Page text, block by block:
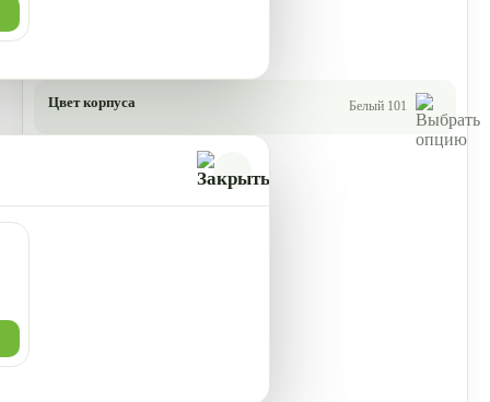
Цвет корпуса Белый 101